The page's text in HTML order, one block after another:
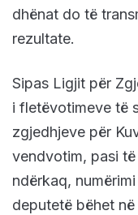
dhënat do të
rezultate.
Sipas Ligjit për
i fletëvotimeve të
zgjedhjeve për
vendvotim, pasi
ndërkaq,
deputetë bëhet